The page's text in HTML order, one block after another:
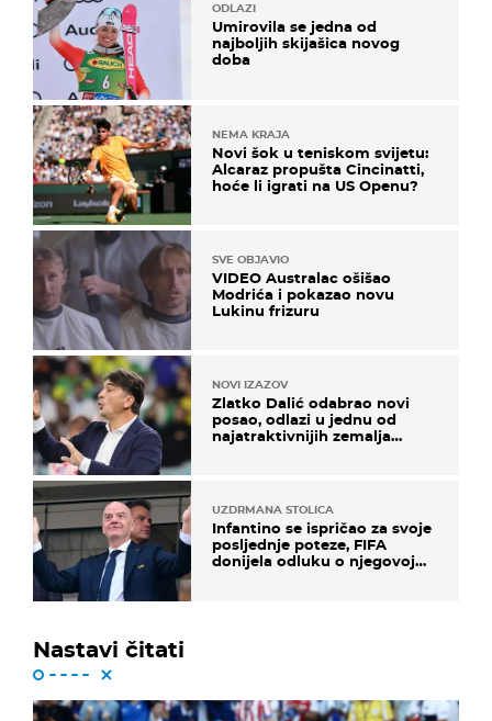
ODLAZI
Umirovila se jedna od
najboljih skijašica novog
doba
NEMA KRAJA
Novi šok u teniskom svijetu:
Alcaraz propušta Cincinatti,
hoće li igrati na US Openu?
SVE OBJAVIO
VIDEO Australac ošišao
Modrića i pokazao novu
Lukinu frizuru
NOVI IZAZOV
Zlatko Dalić odabrao novi
posao, odlazi u jednu od
najatraktivnijih zemalja
UZDRMANA STOLICA
Infantino se ispričao za svoje
posljednje poteze, FIFA
donijela odluku o njegovoj
Nastavi čitati